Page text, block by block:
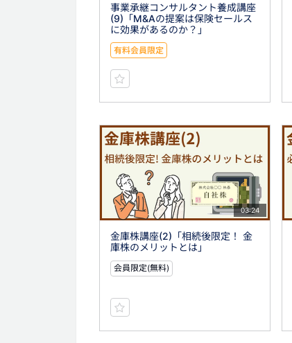
事業承継コンサルタント養成講座
(9)「M&Aの提案は保険セールス
に効果があるのか？」
有料会員限定
03:24
金庫株講座(2)「相続後限定！ 金
庫株のメリットとは」
会員限定(無料)